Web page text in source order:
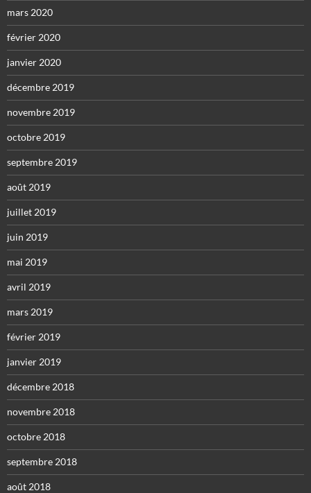
mars 2020
février 2020
janvier 2020
décembre 2019
novembre 2019
octobre 2019
septembre 2019
août 2019
juillet 2019
juin 2019
mai 2019
avril 2019
mars 2019
février 2019
janvier 2019
décembre 2018
novembre 2018
octobre 2018
septembre 2018
août 2018